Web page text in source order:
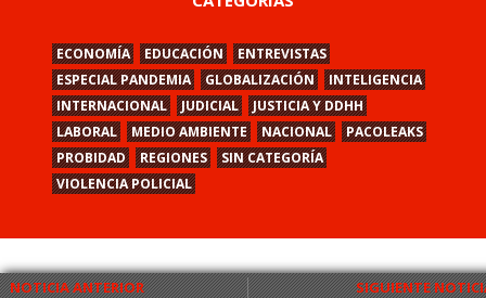
NOTICIA ANTERIOR
SIGUIENTE
ECONOMÍA EDUCACIÓN
ENTREVISTAS
ESPECIAL PANDEMIA
GLOBALIZACIÓN
INTELIGENCIA
INTERNACIONAL
JUDICIAL
JUSTICIA Y DDHH
LABORAL
MEDIO AMBIENTE NACIONAL
PACOLEAKS
PROBIDAD
REGIONES
SIN CATEGORÍA
VIOLENCIA POLICIAL